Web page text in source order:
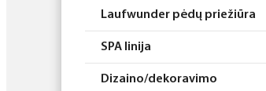
Laufwunder pėdų priežiūra
SPA linija
Dizaino/dekoravimo